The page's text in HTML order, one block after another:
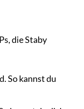
die Staby
So kannst du